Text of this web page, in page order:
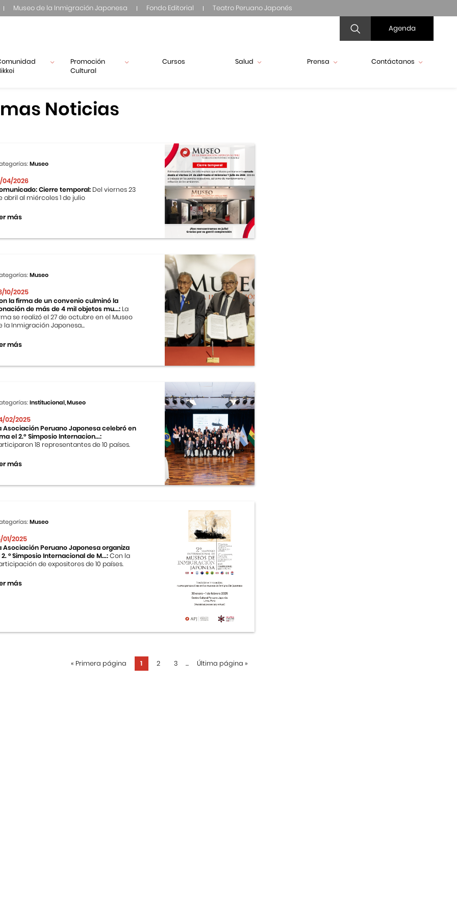
Museo de la Inmigración Japonesa Fondo Editorial Teatro Peruano Japonés
Agenda
Promoción
Cultural
Cursos Salud Prensa Contáctanos
Noticias
Museo
04/2026
Cierre temporal: Del viernes 23
abril al miércoles 1 de julio
más
Museo
10/2025
la firma de un convenio culminó la
de más de 4 mil objetos mu...: La
se realizó el 27 de octubre en el Museo
la Inmigración Japonesa...
más
Institucional, Museo
02/2025
Asociación Peruano Japonesa celebró en
el 2.º Simposio Internacion...:
18 representantes de 10 países.
más
Museo
01/2025
Asociación Peruano Japonesa organiza
2. ° Simposio Internacional de M...:Con la
de expositores de 10 países.
más
« Primera página 1 2 3 ... Última página »